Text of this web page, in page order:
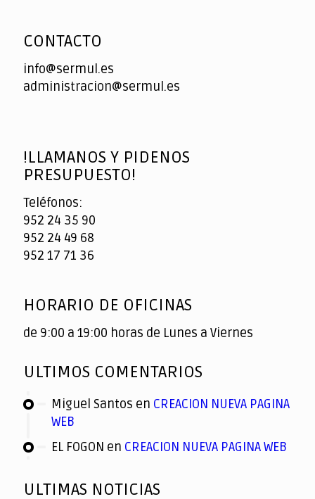
CONTACTO
info@sermul.es
administracion@sermul.es
!LLAMANOS Y PIDENOS
PRESUPUESTO!
Teléfonos:
952 24 35 90
952 24 49 68
952 17 71 36
HORARIO DE OFICINAS
de 9:00 a 19:00 horas de Lunes a Viernes
ULTIMOS COMENTARIOS
Miguel Santos en CREACION NUEVA PAGINA
WEB
EL FOGON en CREACION NUEVA PAGINA WEB
ULTIMAS NOTICIAS